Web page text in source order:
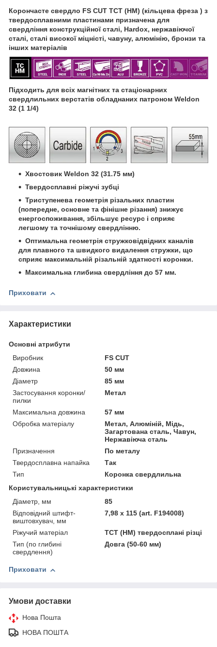
Корончасте свердло FS CUT TCT (HM) (кільцева фреза ) з
твердосплавними пластинами призначена для
свердління конструкційної сталі, Hardox, нержавіючої
сталі, сталі високої міцністі, чавуну, алюмінію, бронзи та
інших матеріалів
Підходить для всіх магнітних та стаціонарних
свердлильних верстатів обладнаних патроном Weldon
32 (1 1/4)
Хвостовик Weldon 32 (31.75 мм)
Твердосплавні ріжучі зубці
Триступенева геометрія різальних пластин
(попередне, основне та фінішне різання) знижує
енергоспоживання, збільшує ресурс і сприяє
легшому та точнішому свердлінню.
Оптимальна геометрія стружковідвідних каналів
для плавного та швидкого видалення стружки, що
сприяє максимальній різальній здатності коронки.
Максимальна глибина свердління до 57 мм.
Приховати
Характеристики
Основні атрибути
Виробник
FS CUT
Довжина
50 мм
Діаметр
85 мм
Застосування коронки/
пилки
Метал
Максимальна довжина
57 мм
Обробка матеріалу
Метал, Алюміній, Мідь,
Загартована сталь, Чавун,
Нержавіюча сталь
Призначення
По металу
Твердосплавна напайка
Так
Тип
Коронка свердлильна
Користувальницькі характеристики
Діаметр, мм
85
Відповідний штифт-
виштовхувач, мм
7,98 x 115 (art. F194008)
Ріжучий матеріал
TCT (HM) твердосплані різці
Тип (по глибині
свердлення)
Довга (50-60 мм)
Приховати
Умови доставки
Нова Пошта
НОВА ПОШТА